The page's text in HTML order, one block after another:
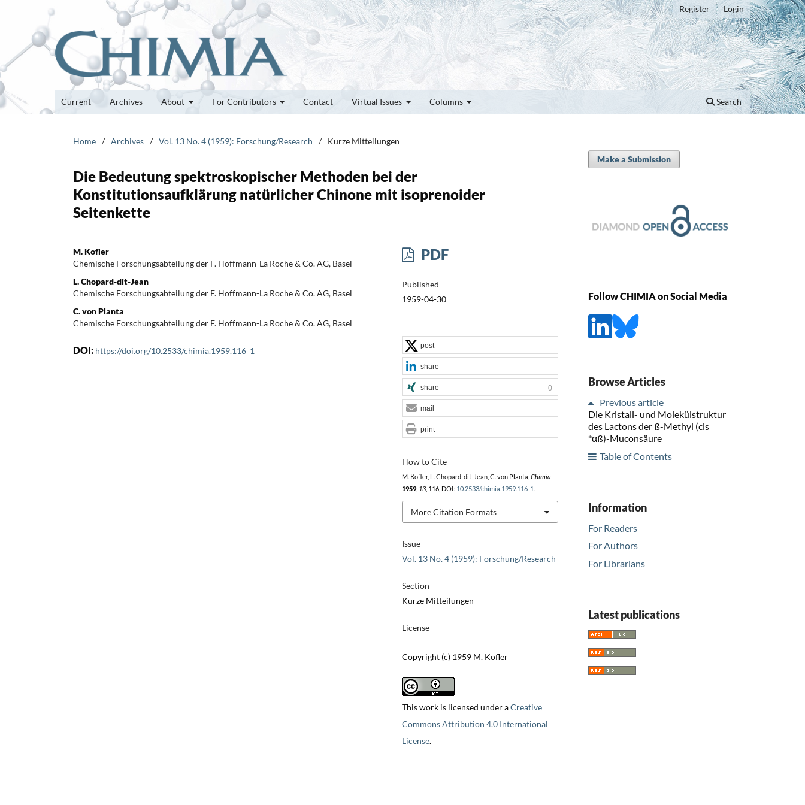
Current Archives About For Contributors Contact Virtual Issues Columns Search
Register Login
Home / Archives / Vol. 13 No. 4 (1959): Forschung/Research / Kurze Mitteilungen
Die Bedeutung spektroskopischer Methoden bei der
Konstitutionsaufklärung natürlicher Chinone mit isoprenoider
Seitenkette
M. Kofler
Chemische Forschungsabteilung der F. Hoffmann-La Roche & Co. AG, Basel
L. Chopard-dit-Jean
Chemische Forschungsabteilung der F. Hoffmann-La Roche & Co. AG, Basel
C. von Planta
Chemische Forschungsabteilung der F. Hoffmann-La Roche & Co. AG, Basel
DOI: https://doi.org/10.2533/chimia.1959.116_1
PDF
Published
1959-04-30
Issue
Vol. 13 No. 4 (1959): Forschung/Research
Section
Kurze Mitteilungen
License
Copyright (c) 1959 M. Kofler
This work is licensed under aCreative
Commons Attribution 4.0 International
License.
How to Cite
M. Kofler, L. Chopard-dit-Jean, C. von Planta, Chimia
1959, 13, 116, DOI: 10.2533/chimia.1959.116_1
More Citation Formats
post
share
share 0
mail
print
Make a Submission
Follow CHIMIA on Social Media
Browse Articles
Previous article
Die Kristall- und Molekülstruktur
des Lactons der ß-Methyl (cis
*αß)-Muconsäure
Table of Contents
Information
For Readers
For Authors
For Librarians
Latest publications